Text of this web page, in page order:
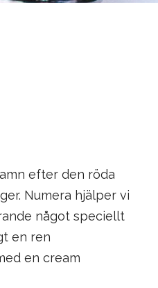
efter den röda
Numera hjälper vi
något speciellt
en ren
en cream